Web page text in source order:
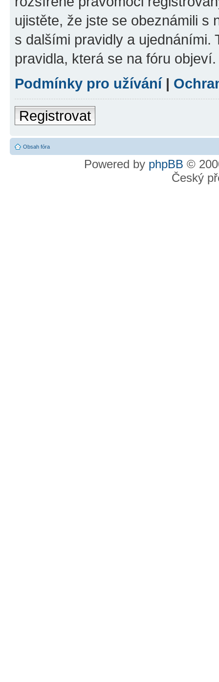
ujistěte, že jste se obeznámili s
s dalšími pravidly a ujednáními.
pravidla, která se na fóru objeví.
Podmínky pro užívání|
Registrovat
Obsah fóra
Powered by phpBB ©
Český